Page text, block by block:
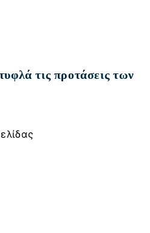
τις προτάσεις των